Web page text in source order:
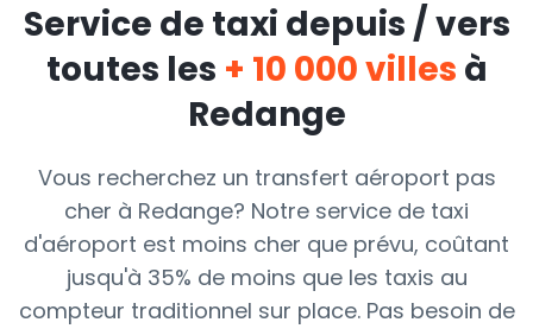
Service de taxi depuis / vers
toutes les + 10 000 villes à
Redange
Vous recherchez un transfert aéroport pas
cher à Redange? Notre service de taxi
d'aéroport est moins cher que prévu, coûtant
jusqu'à 35% de moins que les taxis au
compteur traditionnel sur place. Pas besoin de